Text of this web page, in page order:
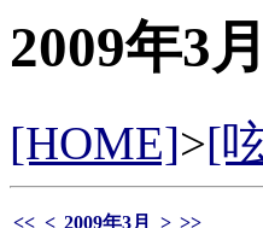
2009年3
[HOME]>[
<< < 2009年3月 > >>